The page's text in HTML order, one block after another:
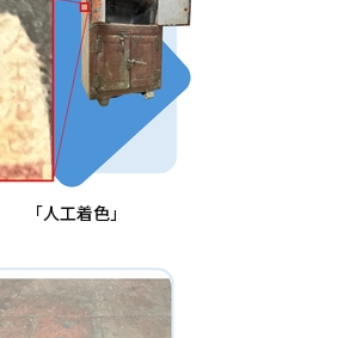
「人工着色」